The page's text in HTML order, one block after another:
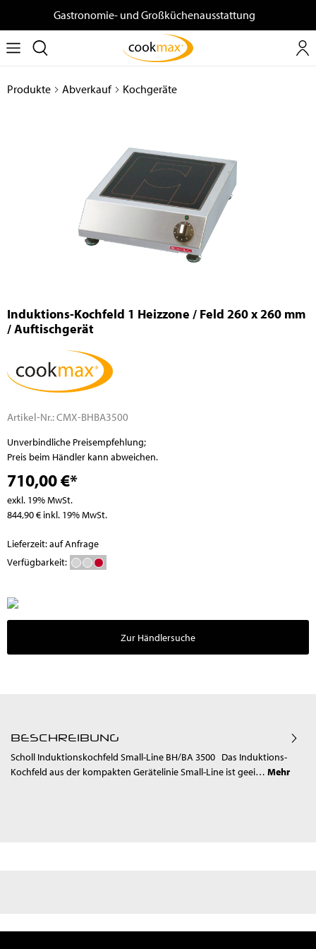
Gastronomie- und Großküchenausstattung
Produkte Abverkauf Kochgeräte
Induktions-Kochfeld 1 Heizzone / Feld 260 x 260 mm
/ Auftischgerät
Artikel-Nr.:CMX-BHBA3500
Unverbindliche Preisempfehlung;
Preis beim Händler kann abweichen.
710,00 €*
exkl. 19% MwSt.
844,90 € inkl. 19% MwSt.
Lieferzeit: auf Anfrage
Verfügbarkeit:
Zur Händlersuche
BESCHREIBUNG
Scholl Induktionskochfeld Small-Line BH/BA 3500 Das Induktions-
Kochfeld aus der kompakten Gerätelinie Small-Line ist geei… Mehr